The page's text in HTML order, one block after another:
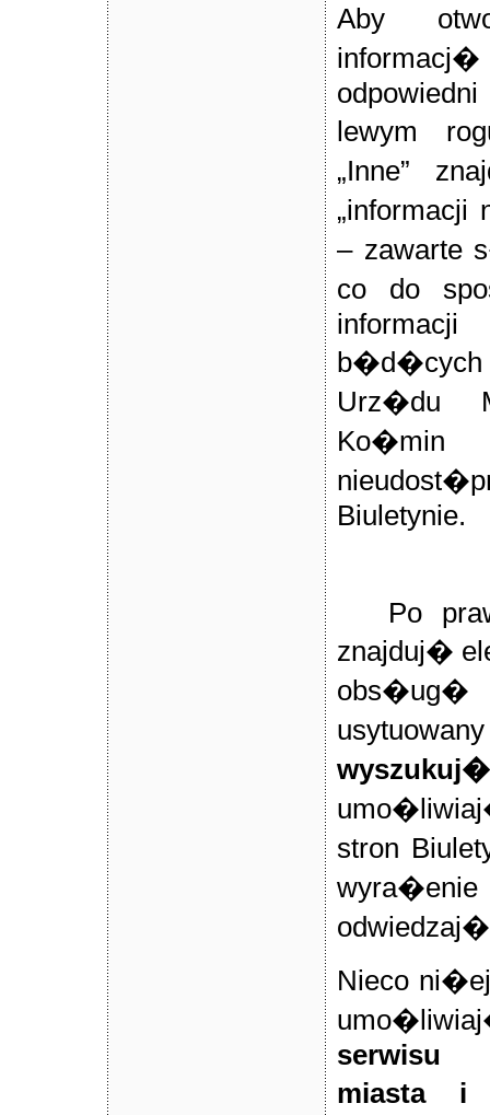
Aby
lewym
„Inne”
„informacji
– zawarte
co do
Urz�du
Biuletynie.
Po
znajduj�
obs�ug�
stron
Nieco
serwisu
miasta i